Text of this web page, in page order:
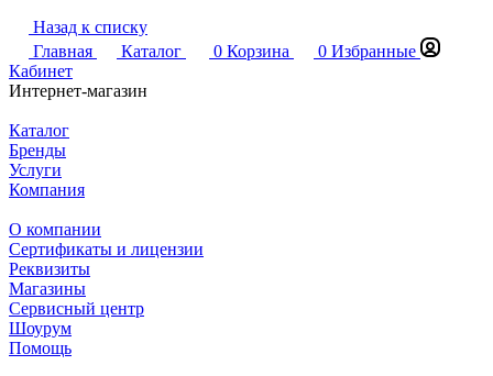
Назад к списку
Главная
Каталог 0 Корзина 0 Избранные
Кабинет
Интернет-магазин
Каталог
Бренды
Услуги
Компания
О компании
Сертификаты и лицензии
Реквизиты
Магазины
Сервисный центр
Шоурум
Помощь